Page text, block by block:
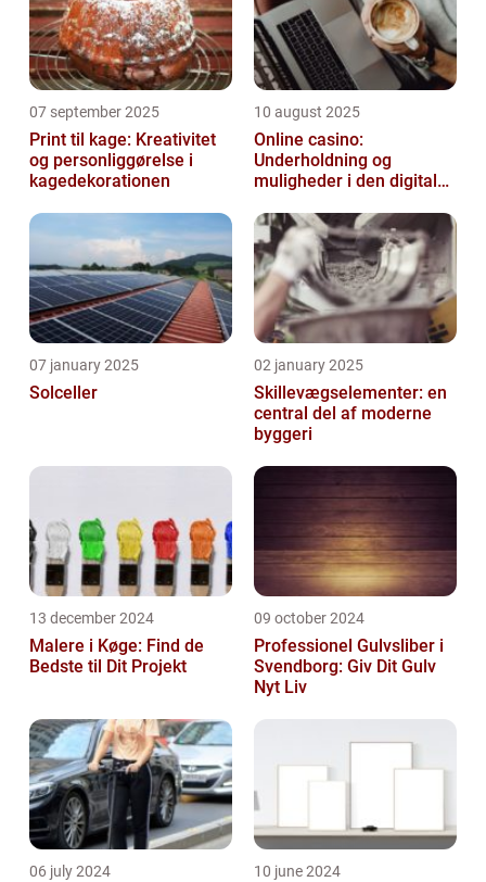
07 september 2025
Print til kage: Kreativitet
og personliggørelse i
kagedekorationen
10 august 2025
Online casino:
Underholdning og
muligheder i den digitale
07 january 2025
Solceller
02 january 2025
Skillevægselementer: en
central del af moderne
byggeri
13 december 2024
Malere i Køge: Find de
Bedste til Dit Projekt
09 october 2024
Professionel Gulvsliber i
Svendborg: Giv Dit Gulv
Nyt Liv
06 july 2024 10 june 2024